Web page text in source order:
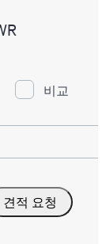
비교
견적 요청